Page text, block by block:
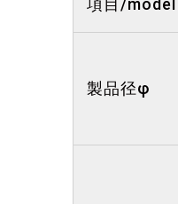
項目/model
製品径φ